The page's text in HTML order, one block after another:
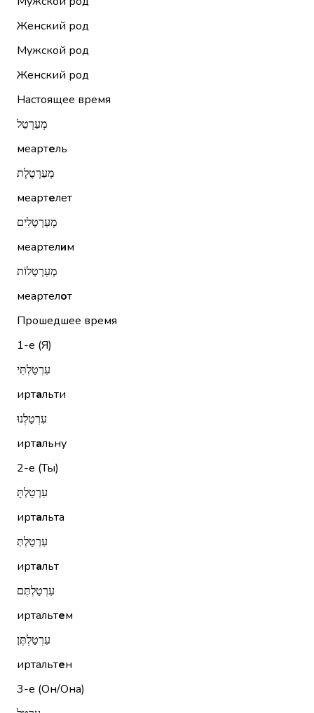
Женский род
Мужской род
Женский род
Настоящее время
מְעַרְטֵל
меартель
מְעַרְטֶלֶת
меартелет
מְעַרְטְלִים
меартелим
מְעַרְטְלוֹת
меартелот
Прошедшее время
1-е (Я)
עִרְטַלְתִּי
иртальти
עִרְטַלְנוּ
иртальну
2-е (Ты)
עִרְטַלְתָּ
иртальта
עִרְטַלְתְּ
иртальт
עִרְטַלְתֶּם
иртальтем
עִרְטַלְתֶּן
иртальтен
3-е (Он/Она)